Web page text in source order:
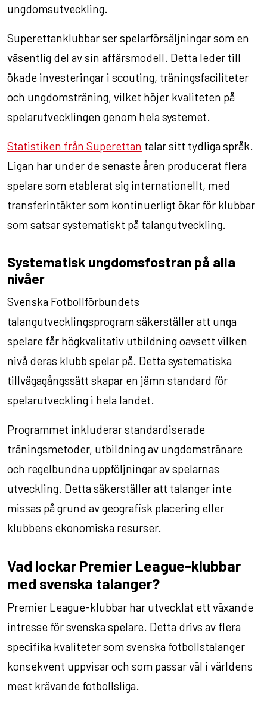
ungdomsutveckling.
Superettanklubbar ser spelarförsäljningar som en
väsentlig del av sin affärsmodell. Detta leder till
ökade investeringar i scouting, träningsfaciliteter
och ungdomsträning, vilket höjer kvaliteten på
spelarutvecklingen genom hela systemet.
Statistiken från Superettan talar sitt tydliga språk.
Ligan har under de senaste åren producerat flera
spelare som etablerat sig internationellt, med
transferintäkter som kontinuerligt ökar för klubbar
som satsar systematiskt på talangutveckling.
Systematisk ungdomsfostran på alla
nivåer
Svenska Fotbollförbundets
talangutvecklingsprogram säkerställer att unga
spelare får högkvalitativ utbildning oavsett vilken
nivå deras klubb spelar på. Detta systematiska
tillvägagångssätt skapar en jämn standard för
spelarutveckling i hela landet.
Programmet inkluderar standardiserade
träningsmetoder, utbildning av ungdomstränare
och regelbundna uppföljningar av spelarnas
utveckling. Detta säkerställer att talanger inte
missas på grund av geografisk placering eller
klubbens ekonomiska resurser.
Vad lockar Premier League-klubbar
med svenska talanger?
Premier League-klubbar har utvecklat ett växande
intresse för svenska spelare. Detta drivs av flera
specifika kvaliteter som svenska fotbollstalanger
konsekvent uppvisar och som passar väl i världens
mest krävande fotbollsliga.